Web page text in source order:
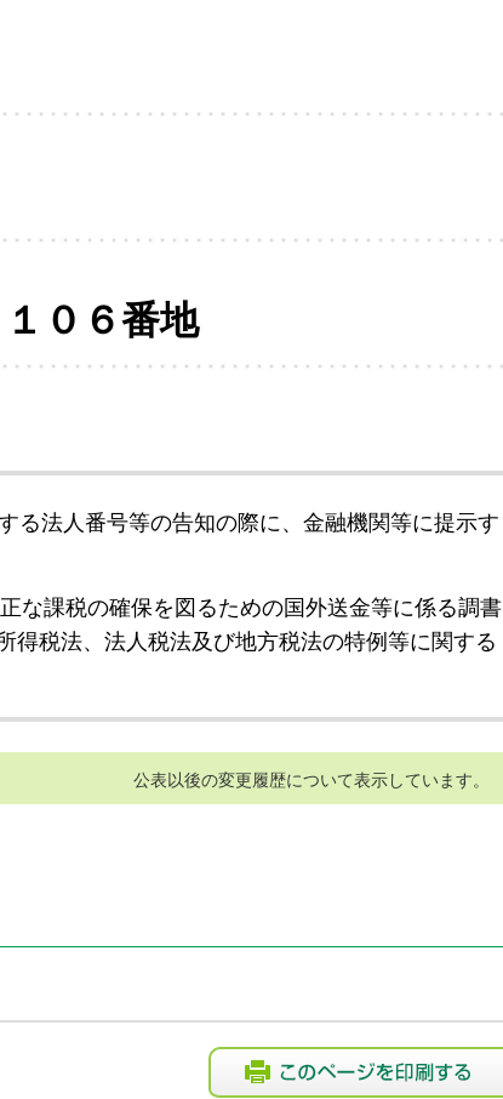
０６番地
る法人番号等の告知の際に、金融機関等に提示す
な課税の確保を図るための国外送金等に係る調書
得税法、法人税法及び地方税法の特例等に関する
公表以後の変更履歴について表示しています。